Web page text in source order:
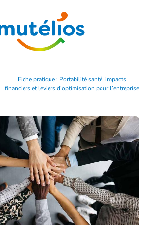
Fiche pratique : Portabilité santé, impacts
financiers et leviers d’optimisation pour l’entreprise